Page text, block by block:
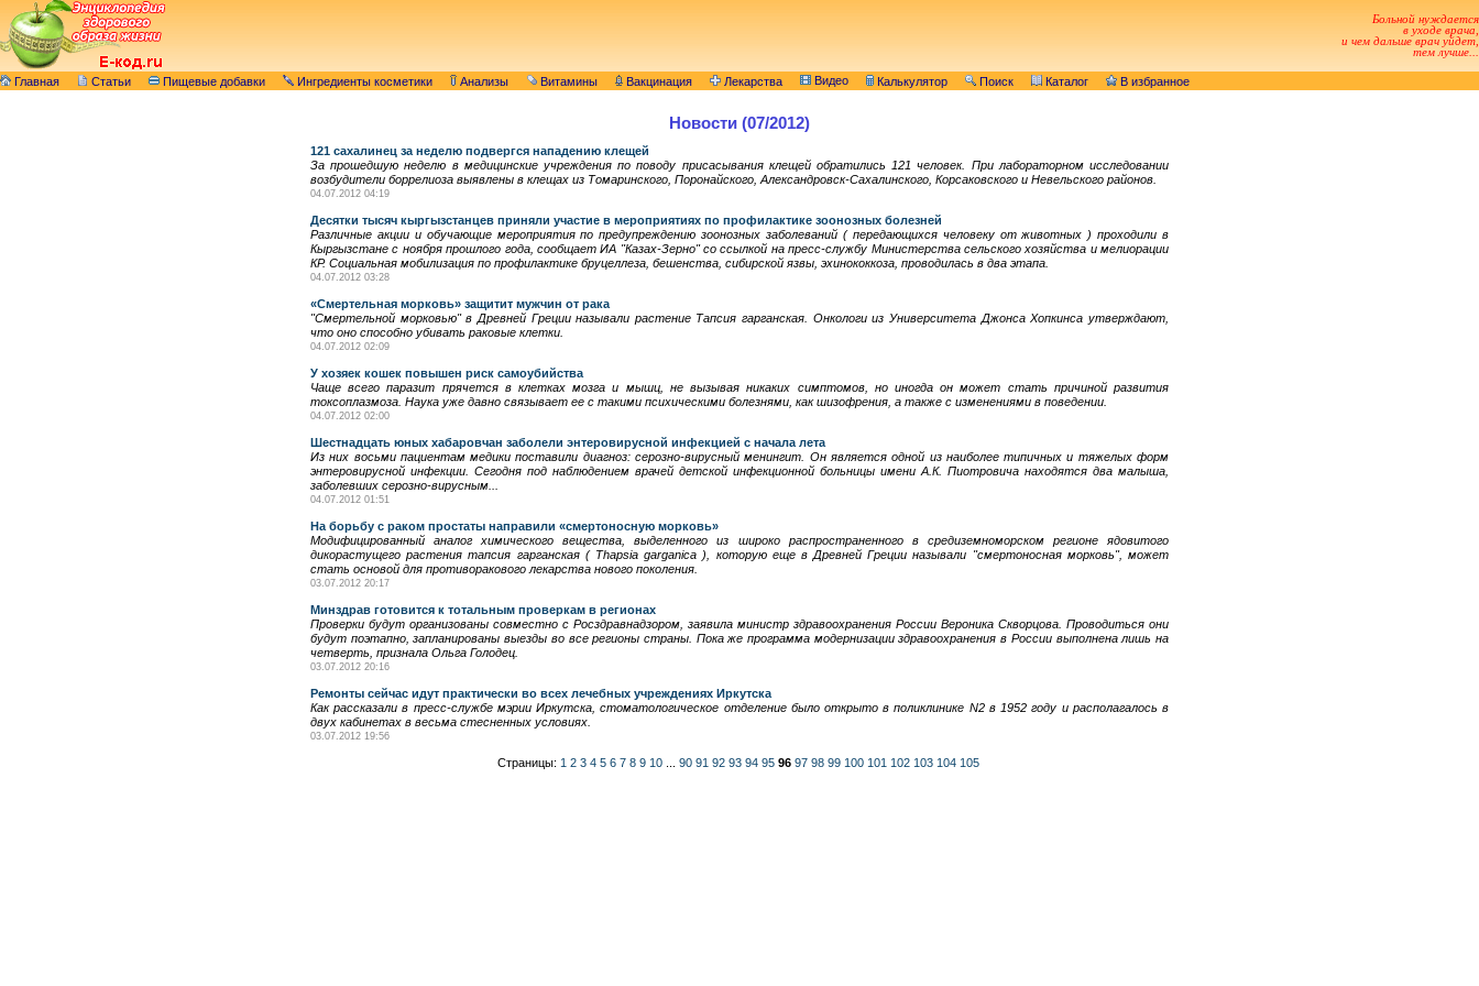
Больной нуждается
в уходе врача,
и чем дальше врач уйдет,
тем лучше...
Главная Статьи Пищевые добавки Ингредиенты косметики Анализы Витамины Вакцинация Лекарства Видео Калькулятор Поиск Каталог В избранное
Новости (07/2012)
121 сахалинец за неделю подвергся нападению клещей
За прошедшую неделю в медицинские учреждения по поводу присасывания клещей обратились 121 человек. При лабораторном исследовании
возбудители боррелиоза выявлены в клещах из Томаринского, Поронайского, Александровск-Сахалинского, Корсаковского и Невельского районов.
04.07.2012 04:19
Десятки тысяч кыргызстанцев приняли участие в мероприятиях по профилактике зоонозных болезней
Различные акции и обучающие мероприятия по предупреждению зоонозных заболеваний ( передающихся человеку от животных ) проходили в
Кыргызстане с ноября прошлого года, сообщает ИА "Казах-Зерно" со ссылкой на пресс-службу Министерства сельского хозяйства и мелиорации
КР. Социальная мобилизация по профилактике бруцеллеза, бешенства, сибирской язвы, эхинококкоза, проводилась в два этапа.
04.07.2012 03:28
«Смертельная морковь» защитит мужчин от рака
"Смертельной морковью" в Древней Греции называли растение Тапсия гарганская. Онкологи из Университета Джонса Хопкинса утверждают,
что оно способно убивать раковые клетки.
04.07.2012 02:09
У хозяек кошек повышен риск самоубийства
Чаще всего паразит прячется в клетках мозга и мышц, не вызывая никаких симптомов, но иногда он может стать причиной развития
токсоплазмоза. Наука уже давно связывает ее с такими психическими болезнями, как шизофрения, а также с изменениями в поведении.
04.07.2012 02:00
Шестнадцать юных хабаровчан заболели энтеровирусной инфекцией с начала лета
Из них восьми пациентам медики поставили диагноз: серозно-вирусный менингит. Он является одной из наиболее типичных и тяжелых форм
энтеровирусной инфекции. Сегодня под наблюдением врачей детской инфекционной больницы имени А.К. Пиотровича находятся два малыша,
заболевших серозно-вирусным...
04.07.2012 01:51
На борьбу с раком простаты направили «смертоносную морковь»
Модифицированный аналог химического вещества, выделенного из широко распространенного в средиземноморском регионе ядовитого
дикорастущего растения тапсия гарганская ( Thapsia garganica ), которую еще в Древней Греции называли "смертоносная морковь", может
стать основой для противоракового лекарства нового поколения.
03.07.2012 20:17
Минздрав готовится к тотальным проверкам в регионах
Проверки будут организованы совместно с Росздравнадзором, заявила министр здравоохранения России Вероника Скворцова. Проводиться они
будут поэтапно, запланированы выезды во все регионы страны. Пока же программа модернизации здравоохранения в России выполнена лишь на
четверть, признала Ольга Голодец.
03.07.2012 20:16
Ремонты сейчас идут практически во всех лечебных учреждениях Иркутска
Как рассказали в пресс-службе мэрии Иркутска, стоматологическое отделение было открыто в поликлинике N2 в 1952 году и располагалось в
двух кабинетах в весьма стесненных условиях.
03.07.2012 19:56
Страницы: 1 2 3 4 5 6 7 8 9 10... 90 91 92 93 94 95 96 97 98 99 100 101 102 103 104 105